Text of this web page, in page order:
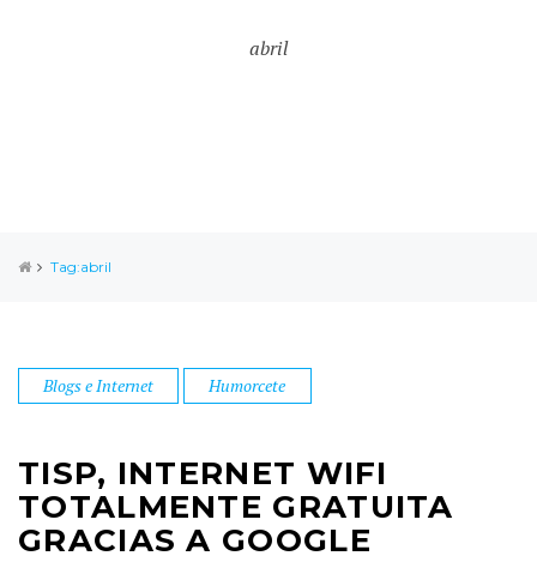
abril
Tag:abril
Blogs e Internet Humorcete
TISP, INTERNET WIFI
TOTALMENTE GRATUITA
GRACIAS A GOOGLE